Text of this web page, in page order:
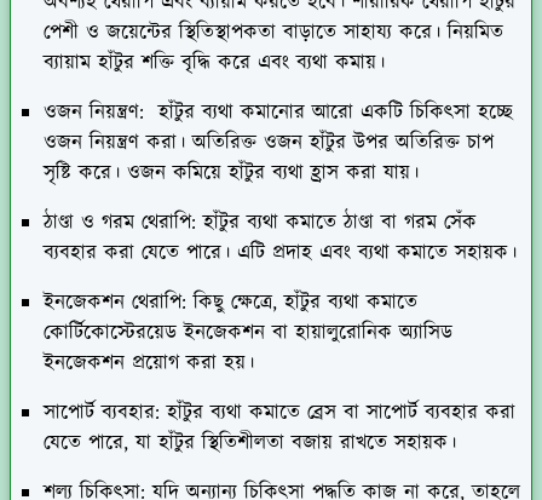
পেশী ও জয়েন্টের স্থিতিস্থাপকতা বাড়াতে সাহায্য করে। নিয়মিত
ব্যায়াম হাঁটুর শক্তি বৃদ্ধি করে এবং ব্যথা কমায়।
ওজন নিয়ন্ত্রণ: হাঁটুর ব্যথা কমানোর আরো একটি চিকিৎসা হচ্ছে
ওজন নিয়ন্ত্রণ করা। অতিরিক্ত ওজন হাঁটুর উপর অতিরিক্ত চাপ
সৃষ্টি করে। ওজন কমিয়ে হাঁটুর ব্যথা হ্রাস করা যায়।
ঠাণ্ডা ও গরম থেরাপি: হাঁটুর ব্যথা কমাতে ঠাণ্ডা বা গরম সেঁক
ব্যবহার করা যেতে পারে। এটি প্রদাহ এবং ব্যথা কমাতে সহায়ক।
ইনজেকশন থেরাপি: কিছু ক্ষেত্রে, হাঁটুর ব্যথা কমাতে
কোর্টিকোস্টেরয়েড ইনজেকশন বা হায়ালুরোনিক অ্যাসিড
ইনজেকশন প্রয়োগ করা হয়।
সাপোর্ট ব্যবহার: হাঁটুর ব্যথা কমাতে ব্রেস বা সাপোর্ট ব্যবহার করা
যেতে পারে, যা হাঁটুর স্থিতিশীলতা বজায় রাখতে সহায়ক।
শল্য চিকিৎসা: যদি অন্যান্য চিকিৎসা পদ্ধতি কাজ না করে, তাহলে